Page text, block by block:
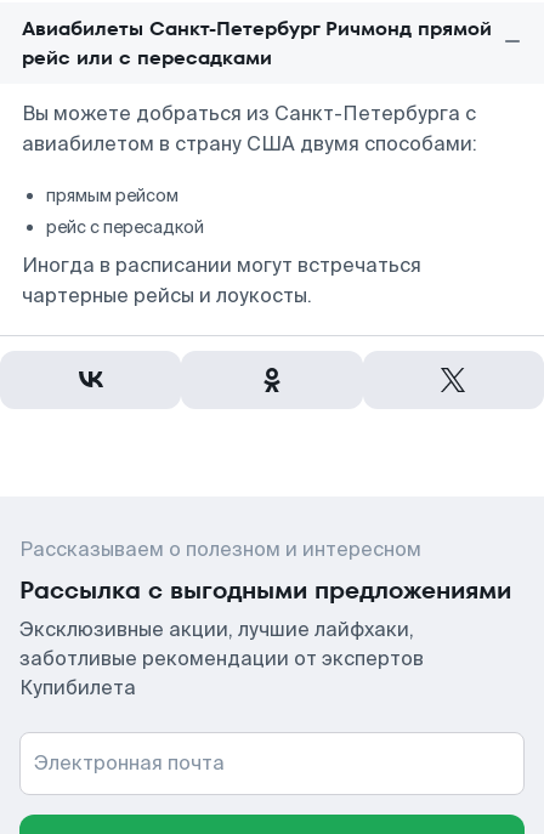
Авиабилеты Санкт-Петербург Ричмонд прямой
рейс или с пересадками
Вы можете добраться из Санкт-Петербурга с
авиабилетом в страну США двумя способами:
прямым рейсом
рейс с пересадкой
Иногда в расписании могут встречаться
чартерные рейсы и лоукосты.
Рассказываем о полезном и интересном
Рассылка с выгодными предложениями
Эксклюзивные акции, лучшие лайфхаки,
заботливые рекомендации от экспертов
Купибилета
Электронная почта